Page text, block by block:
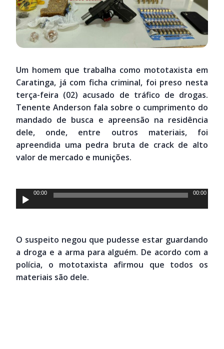
Um homem que trabalha como mototaxista em
Caratinga, já com ficha criminal, foi preso nesta
terça-feira (02) acusado de tráfico de drogas.
Tenente Anderson fala sobre o cumprimento do
mandado de busca e apreensão na residência
dele, onde, entre outros materiais, foi
apreendida uma pedra bruta de crack de alto
valor de mercado e munições.
Tocador
de
00:00 00:00
O suspeito negou que pudesse estar guardando
a droga e a arma para alguém. De acordo com a
polícia, o mototaxista afirmou que todos os
materiais são dele.